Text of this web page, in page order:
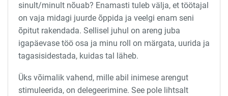
sinult/minult nõuab? Enamasti tuleb välja, et töötajal
on vaja midagi juurde õppida ja veelgi enam seni
õpitut rakendada. Sellisel juhul on areng juba
igapäevase töö osa ja minu roll on märgata, uurida ja
tagasisidestada, kuidas tal läheb.
Üks võimalik vahend, mille abil inimese arengut
stimuleerida, on delegeerimine. See pole lihtsalt